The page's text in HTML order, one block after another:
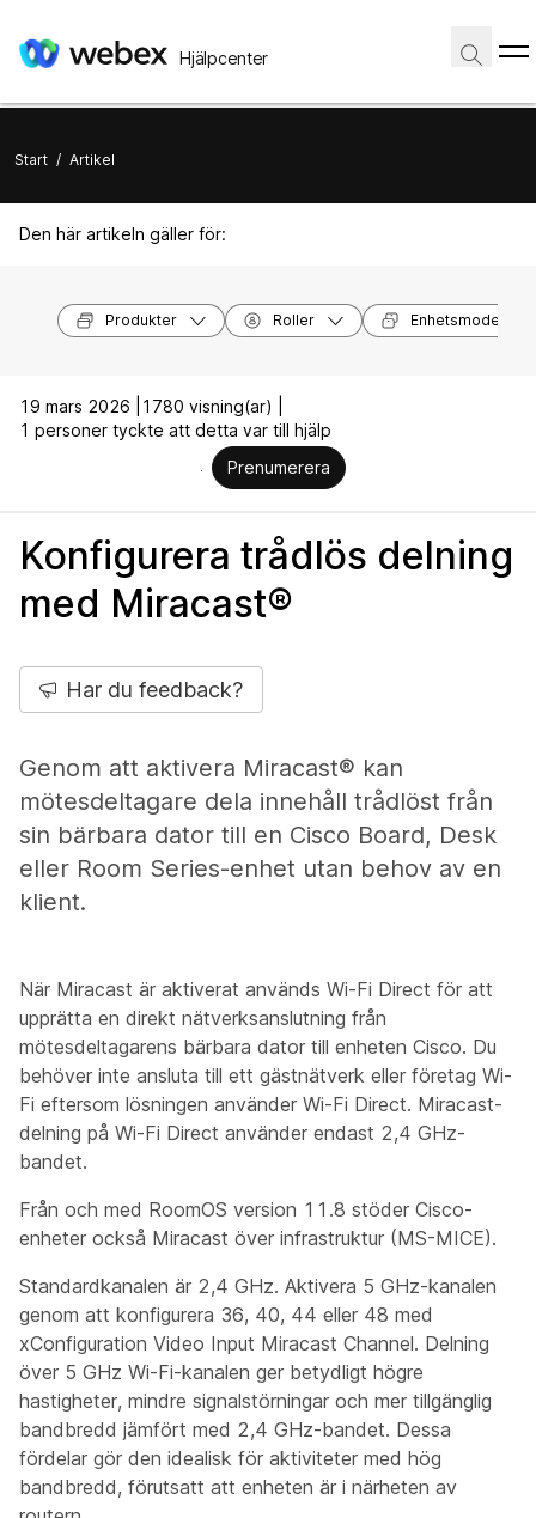
Hjälpcenter
Start / Artikel
Den här artikeln gäller för:
Produkter Roller Enhetsmodeller
19 mars 2026 |
1780 visning(ar) |
1 personer tyckte att detta var till hjälp
Prenumerera
Konfigurera trådlös delning
med Miracast®
Har du feedback?
Genom att aktivera Miracast® kan
mötesdeltagare dela innehåll trådlöst från
sin bärbara dator till en Cisco Board, Desk
eller Room Series-enhet utan behov av en
klient.
När Miracast är aktiverat används Wi-Fi Direct för att
upprätta en direkt nätverksanslutning från
mötesdeltagarens bärbara dator till enheten Cisco. Du
behöver inte ansluta till ett gästnätverk eller företag Wi-
Fi eftersom lösningen använder Wi-Fi Direct. Miracast-
delning på Wi-Fi Direct använder endast 2,4 GHz-
bandet.
Från och med RoomOS version 11.8 stöder Cisco-
enheter också Miracast över infrastruktur (MS-MICE).
Standardkanalen är 2,4 GHz. Aktivera 5 GHz-kanalen
genom att konfigurera 36, 40, 44 eller 48 med
xConfiguration Video Input Miracast Channel. Delning
över 5 GHz Wi-Fi-kanalen ger betydligt högre
hastigheter, mindre signalstörningar och mer tillgänglig
bandbredd jämfört med 2,4 GHz-bandet. Dessa
fördelar gör den idealisk för aktiviteter med hög
bandbredd, förutsatt att enheten är i närheten av